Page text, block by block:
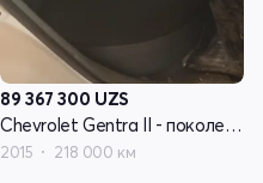
89 367 300 UZS
Chevrolet Gentra II - поколение
2015 218 000 км